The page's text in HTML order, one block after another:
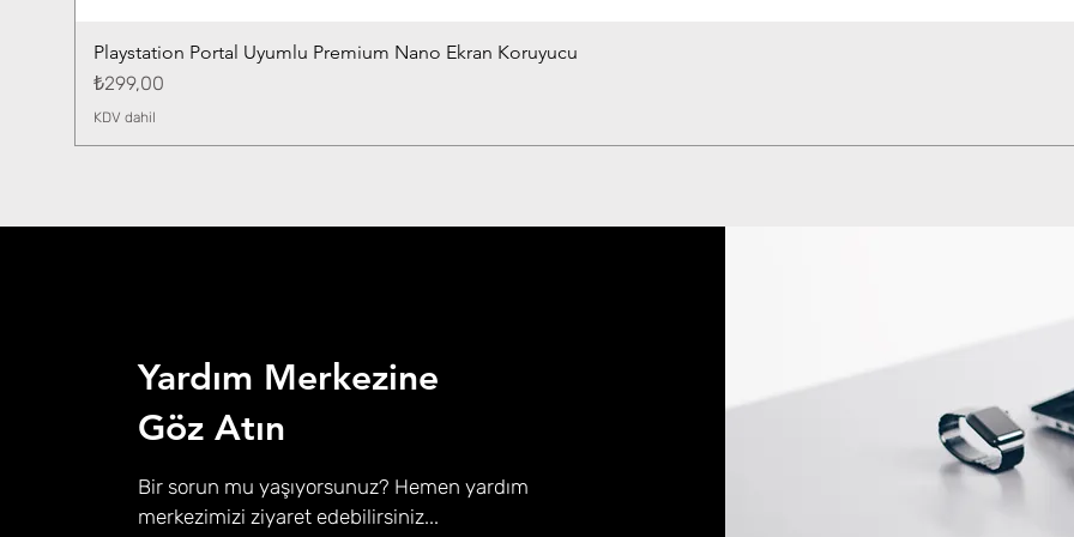
Playstation Portal Uyumlu Premium Nano Ekran Koruyucu
Fiyat
₺299,00
KDV dahil
Yardım Merkezine
Göz Atın
Bir sorun mu yaşıyorsunuz? Hemen yardım
merkezimizi ziyaret edebilirsiniz...